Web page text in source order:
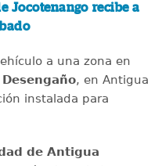
Jocotenango recibe a
a una zona en
, en Antigua
instalada para
de Antigua